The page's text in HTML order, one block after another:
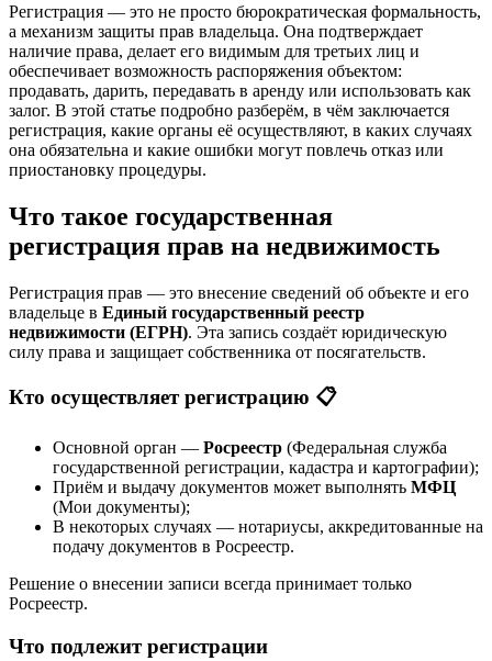
Регистрация — это не просто бюрократическая формальность,
а механизм защиты прав владельца. Она подтверждает
наличие права, делает его видимым для третьих лиц и
обеспечивает возможность распоряжения объектом:
продавать, дарить, передавать в аренду или использовать как
залог. В этой статье подробно разберём, в чём заключается
регистрация, какие органы её осуществляют, в каких случаях
она обязательна и какие ошибки могут повлечь отказ или
приостановку процедуры.
Что такое государственная
регистрация прав на недвижимость
Регистрация прав — это внесение сведений об объекте и его
владельце в Единый государственный реестр
недвижимости (ЕГРН). Эта запись создаёт юридическую
силу права и защищает собственника от посягательств.
Кто осуществляет регистрацию 📋
Основной орган — Росреестр (Федеральная служба
государственной регистрации, кадастра и картографии);
Приём и выдачу документов может выполнять МФЦ
(Мои документы);
В некоторых случаях — нотариусы, аккредитованные на
подачу документов в Росреестр.
Решение о внесении записи всегда принимает только
Росреестр.
Что подлежит регистрации